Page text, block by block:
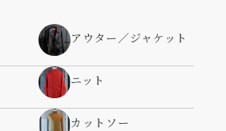
アウター／ジャケット
ニット
カットソー